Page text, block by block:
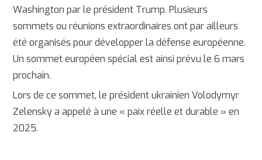
Washington par le président Trump. Plusieurs
sommets ou réunions extraordinaires ont par ailleurs
été organisés pour développer la défense européenne.
Un sommet européen spécial est ainsi prévu le 6 mars
prochain.
Lors de ce sommet, le président ukrainien Volodymyr
Zelensky a appelé à une « paix réelle et durable » en
2025.